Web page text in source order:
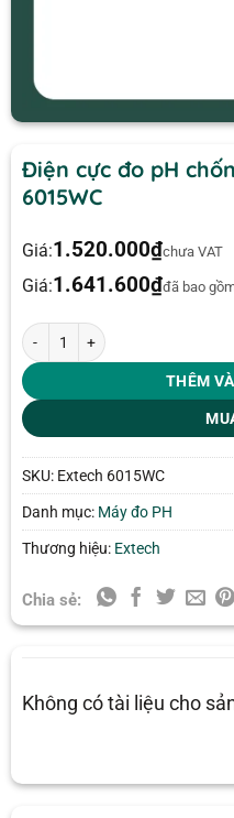
Điện cực đo pH
6015WC
Giá:1.520.000₫chưa VAT
Giá:1.641.600₫đã bao
Điện cực đo pH chống nước
THÊM
SKU: Extech 6015WC
Danh mục: Máy đo PH
Thương hiệu: Extech
Chia sẻ:
Không có tài liệu cho